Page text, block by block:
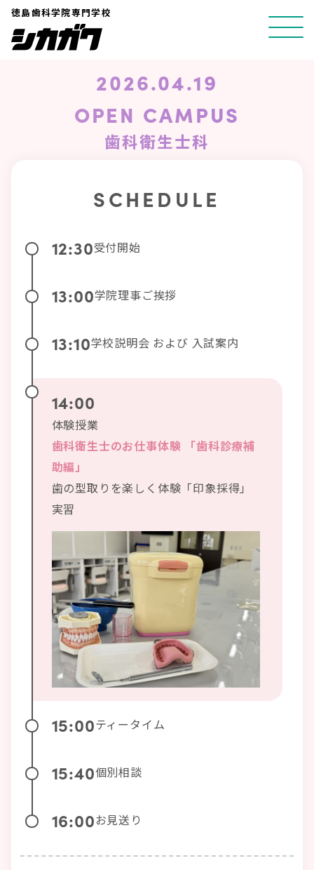
徳島歯科学院専門学校
2026.04.19
OPEN CAMPUS
歯科衛生士科
SCHEDULE
12:30受付開始
13:00学院理事ご挨拶
13:10学校説明会 および 入試案内
14:00
体験授業
歯科衛生士のお仕事体験 「歯科診療補
助編」
歯の型取りを楽しく体験「印象採得」
実習
15:00ティータイム
15:40個別相談
16:00お見送り